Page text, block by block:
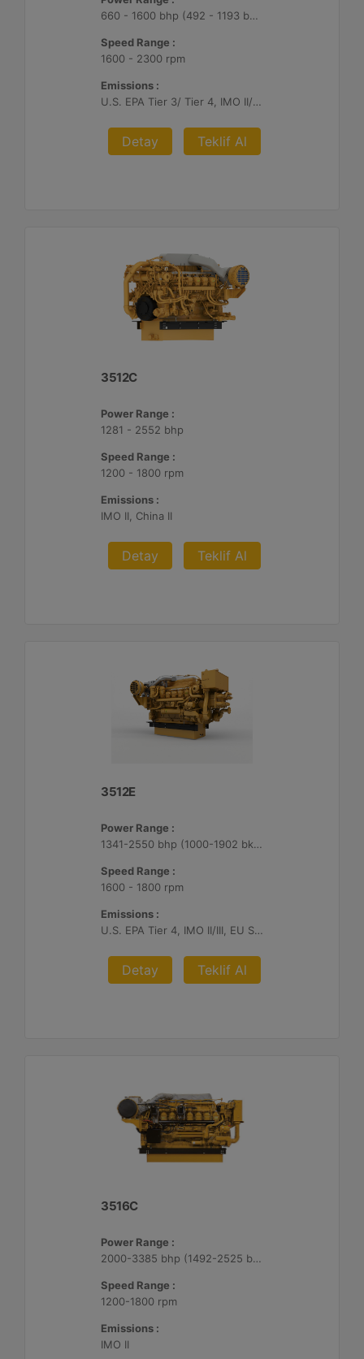
660 - 1600 bhp (492 - 1193 bkW)
Speed Range :
1600 - 2300 rpm
Emissions :
U.S. EPA Tier 3/ Tier 4, IMO II/III, EU Stage V
Detay Teklif Al
3512C
Power Range :
1281 - 2552 bhp
Speed Range :
1200 - 1800 rpm
Emissions :
IMO II, China II
Detay Teklif Al
3512E
Power Range :
1341-2550 bhp (1000-1902 bkW)
Speed Range :
1600 - 1800 rpm
Emissions :
U.S. EPA Tier 4, IMO II/III, EU Stage V
Detay Teklif Al
3516C
Power Range :
2000-3385 bhp (1492-2525 bkW)
Speed Range :
1200-1800 rpm
Emissions :
IMO II